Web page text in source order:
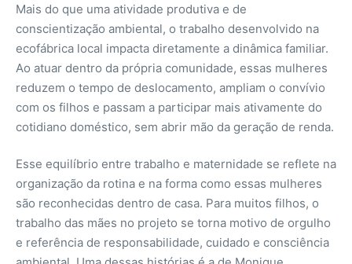
Mais do que uma atividade produtiva e de
conscientização ambiental, o trabalho desenvolvido na
ecofábrica local impacta diretamente a dinâmica familiar.
Ao atuar dentro da própria comunidade, essas mulheres
reduzem o tempo de deslocamento, ampliam o convívio
com os filhos e passam a participar mais ativamente do
cotidiano doméstico, sem abrir mão da geração de renda.
Esse equilíbrio entre trabalho e maternidade se reflete na
organização da rotina e na forma como essas mulheres
são reconhecidas dentro de casa. Para muitos filhos, o
trabalho das mães no projeto se torna motivo de orgulho
e referência de responsabilidade, cuidado e consciência